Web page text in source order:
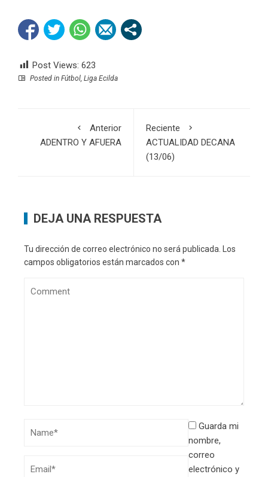
Post Views: 623
Posted in Fútbol Liga Ecilda
Anterior
ADENTRO Y AFUERA
Reciente
ACTUALIDAD DECANA
(13/06)
DEJA UNA RESPUESTA
Tu dirección de correo electrónico no será publicada. Los
campos obligatorios están marcados con *
Guarda mi
nombre,
correo
electrónico y